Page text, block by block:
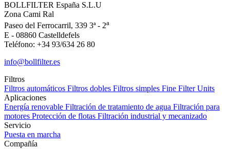
BOLLFILTER España S.L.U
Zona Cami Ral
Paseo del Ferrocarril, 339 3ª - 2a
E - 08860 Castelldefels
Teléfono: +34 93/634 26 80
info@bollfilter.es
Filtros
Filtros automáticos Filtros dobles Filtros simples Fine Filter Units
Aplicaciones
Energía renovable Filtración de tratamiento de agua Filtración para
motores Protección de flotas Filtración industrial y mecanizado
Servicio
Puesta en marcha
Compañía